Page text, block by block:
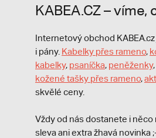
KABEA.CZ – víme,
Internetový obchod
i pány. Kabelky přes rameno,
kabelky, psaníčka, peněženky,
kožené tašky přes rameno,
skvělé ceny.
Vždy od nás dostanete i něco
sleva ani extra žhavá novinka